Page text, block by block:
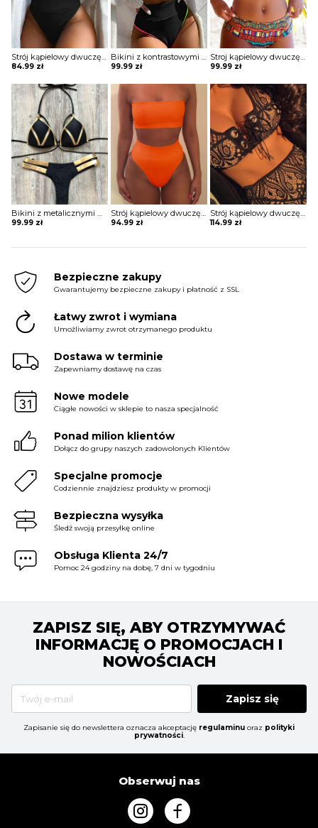
Strój kąpielowy dwuczęściowy z wyciętymi majtkami i bandażowym topem
84.99 zł
Bikini z kontrastowymi lamówkami
99.99 zł
Stroj kąpielowy dwuczęściowy z wycięciem na biuście
99.99 zł
Bikini z metalicznymi wstawkami
99.99 zł
Strój kąpielowy dwuczęściowy z bandażową górą
94.99 zł
Strój kąpielowy dwuczęściowy koronkowy ze sznurowaniem na biuście
114.99 zł
Bezpieczne zakupy
Gwarantujemy bezpieczne zakupy i płatność z SSL
Łatwy zwrot i wymiana
Umożliwiamy zwrot otrzymanego produktu
Dostawa w terminie
Zapewniamy dostawę na czas
Nowe modele
Ciągłe nowości w sklepie to nasza specjalność
Ponad milion klientów
Dołącz do grupy naszych zadowolonych Klientów
Specjalne promocje
Codziennie znajdziesz produkty w promocji
Bezpieczna wysyłka
Śledź swoją przesyłkę online
Obsługa Klienta 24/7
Pomoc 24 godziny na dobę, 7 dni w tygodniu
ZAPISZ SIĘ, ABY OTRZYMYWAĆ
INFORMACJĘ O PROMOCJACH I
NOWOŚCIACH
Zapisz się
Zapisanie się do newslettera oznacza akceptację regulaminu oraz polityki
prywatności.
Obserwuj nas